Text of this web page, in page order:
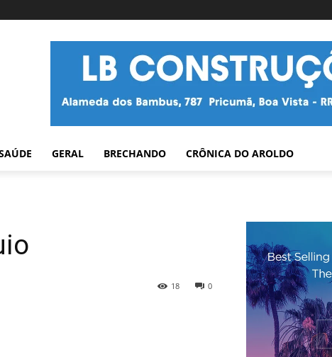
GERAL BRECHANDO CRÔNICA DO AROLDO
0
18